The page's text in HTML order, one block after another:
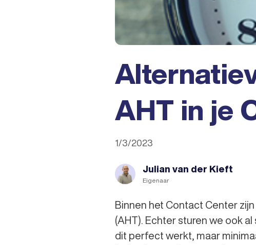
AHT in je
1/3/2023
Julian van der Kieft
Eigenaar
Binnen het Contact Center
(AHT). Echter sturen we ook
dit perfect werkt, maar